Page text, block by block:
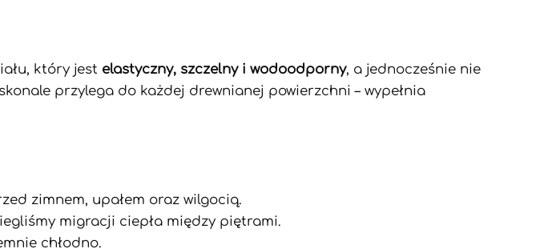
który jest elastyczny, szczelny i wodoodporny, a jednocześnie nie
przylega do każdej drewnianej powierzchni – wypełnia
zimnem, upałem oraz wilgocią.
migracji ciepła między piętrami.
chłodno.